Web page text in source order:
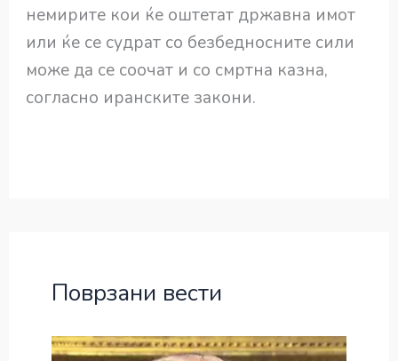
немирите кои ќе оштетат државна имот
или ќе се судрат со безбедносните сили
може да се соочат и со смртна казна,
согласно иранските закони.
Поврзани вести